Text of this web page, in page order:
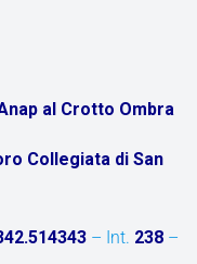
al Crotto Ombra
Collegiata di San
– Int. 238 –